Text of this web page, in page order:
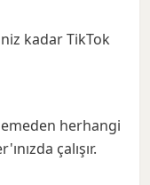
kadar TikTok
herhangi
çalışır.